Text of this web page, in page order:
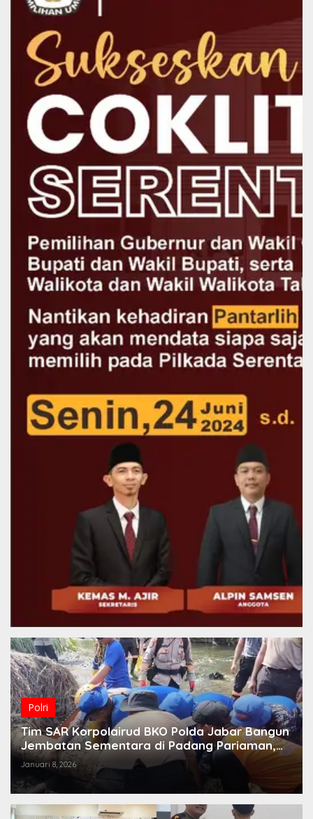
Polri
Tim SAR Korpolairud BKO Polda Jabar Bangun
Jembatan Sementara di Padang Pariaman,
Akses Warga Patamuan Kembali Terhubung
Januari 8, 2026